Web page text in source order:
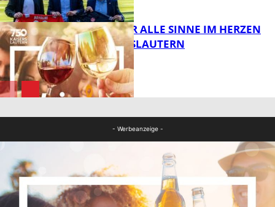
FB News
FB News
GENÜSSE FÜR ALLE SINNE IM HERZEN
VON KAISERSLAUTERN
- Werbeanzeige -